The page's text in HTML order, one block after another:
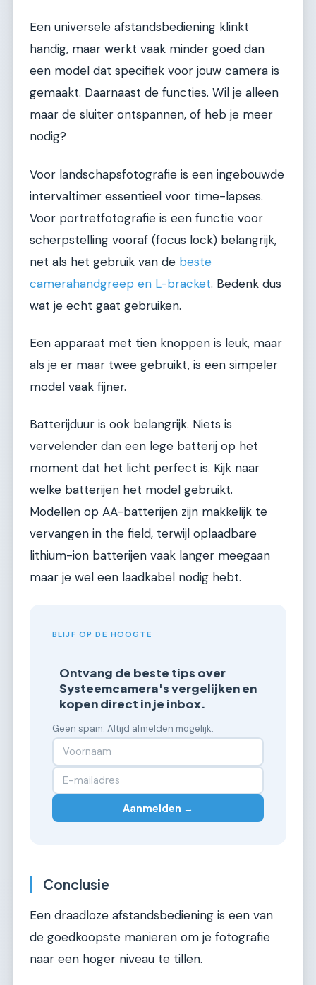
Een universele afstandsbediening klinkt
handig, maar werkt vaak minder goed dan
een model dat specifiek voor jouw camera is
gemaakt. Daarnaast de functies. Wil je alleen
maar de sluiter ontspannen, of heb je meer
nodig?
Voor landschapsfotografie is een ingebouwde
intervaltimer essentieel voor time-lapses.
Voor portretfotografie is een functie voor
scherpstelling vooraf (focus lock) belangrijk,
net als het gebruik van de beste
camerahandgreep en L-bracket. Bedenk dus
wat je echt gaat gebruiken.
Een apparaat met tien knoppen is leuk, maar
als je er maar twee gebruikt, is een simpeler
model vaak fijner.
Batterijduur is ook belangrijk. Niets is
vervelender dan een lege batterij op het
moment dat het licht perfect is. Kijk naar
welke batterijen het model gebruikt.
Modellen op AA-batterijen zijn makkelijk te
vervangen in the field, terwijl oplaadbare
lithium-ion batterijen vaak langer meegaan
maar je wel een laadkabel nodig hebt.
BLIJF OP DE HOOGTE
Ontvang de beste tips over
Systeemcamera's vergelijken en
kopen direct in je inbox.
Geen spam. Altijd afmelden mogelijk.
Aanmelden →
Conclusie
Een draadloze afstandsbediening is een van
de goedkoopste manieren om je fotografie
naar een hoger niveau te tillen.